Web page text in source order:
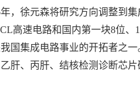
，徐元森将研究方向调整到
高速电路和国内第一块8位、
国集成电路事业的开拓者之
肝、丙肝、结核检测诊断芯